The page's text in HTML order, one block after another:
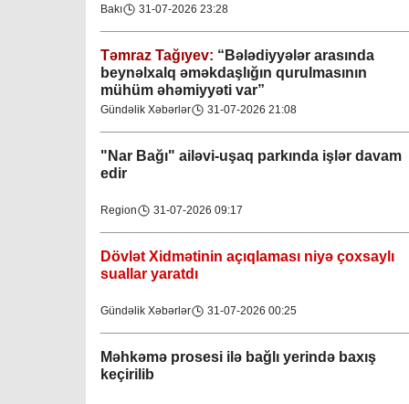
davam etdirəcəkdir
Bakı 31-07-2026 23:28
Təmraz Tağıyev: “Bələdiyyələr arasında
beynəlxalq əməkdaşlığın qurulmasının
mühüm əhəmiyyəti var”
Gündəlik Xəbərlər 31-07-2026 21:08
"Nar Bağı" ailəvi-uşaq parkında işlər davam
edir
Region 31-07-2026 09:17
Dövlət Xidmətinin açıqlaması niyə çoxsaylı
suallar yaratdı
Gündəlik Xəbərlər 31-07-2026 00:25
Məhkəmə prosesi ilə bağlı yerində baxış
keçirilib